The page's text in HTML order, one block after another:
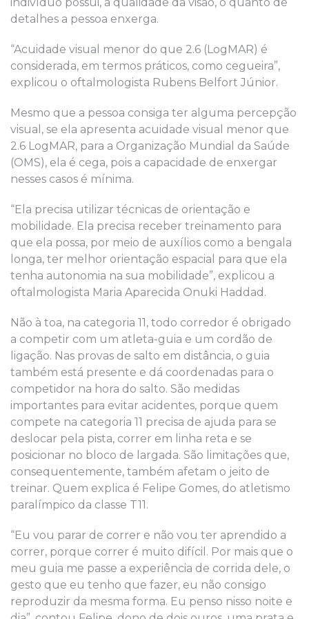
detalhes a pessoa enxerga.
“Acuidade visual menor do que 2.6 (LogMAR) é
considerada, em termos práticos, como cegueira”,
explicou o oftalmologista Rubens Belfort Júnior.
Mesmo que a pessoa consiga ter alguma percepção
visual, se ela apresenta acuidade visual menor que
2.6 LogMAR, para a Organização Mundial da Saúde
(OMS), ela é cega, pois a capacidade de enxergar
nesses casos é mínima.
“Ela precisa utilizar técnicas de orientação e
mobilidade. Ela precisa receber treinamento para
que ela possa, por meio de auxílios como a bengala
longa, ter melhor orientação espacial para que ela
tenha autonomia na sua mobilidade”, explicou a
oftalmologista Maria Aparecida Onuki Haddad.
Não à toa, na categoria 11, todo corredor é obrigado
a competir com um atleta-guia e um cordão de
ligação. Nas provas de salto em distância, o guia
também está presente e dá coordenadas para o
competidor na hora do salto. São medidas
importantes para evitar acidentes, porque quem
compete na categoria 11 precisa de ajuda para se
deslocar pela pista, correr em linha reta e se
posicionar no bloco de largada. São limitações que,
consequentemente, também afetam o jeito de
treinar. Quem explica é Felipe Gomes, do atletismo
paralímpico da classe T11.
“Eu vou parar de correr e não vou ter aprendido a
correr, porque correr é muito difícil. Por mais que o
meu guia me passe a experiência de corrida dele, o
gesto que eu tenho que fazer, eu não consigo
reproduzir da mesma forma. Eu penso nisso noite e